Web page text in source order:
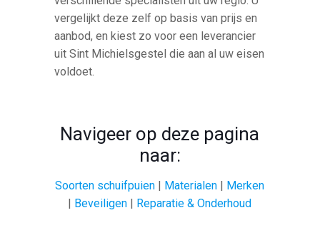
vergelijkt deze zelf op basis van prijs en
aanbod, en kiest zo voor een leverancier
uit Sint Michielsgestel die aan al uw eisen
voldoet.
Navigeer op deze pagina
naar:
Soorten schuifpuien | Materialen | Merken
| Beveiligen | Reparatie & Onderhoud